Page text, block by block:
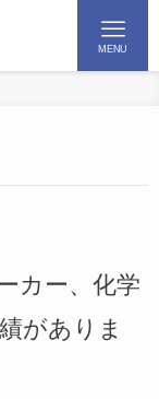
MENU
カー、化学
がありま